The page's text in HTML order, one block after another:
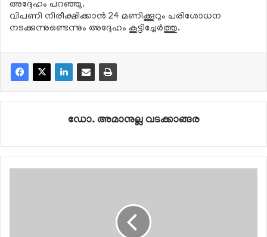
അദ്ദേഹം പറഞ്ഞു.
വിപണി നിരീക്ഷിക്കാന്‍ 24 മണിക്കൂറും പരിശോധന
നടക്കുന്നുണ്ടെന്നും അദ്ദേഹം കൂട്ടിച്ചേര്‍ത്തു.
ഡോ. അമാനുല്ല വടക്കാങ്ങര